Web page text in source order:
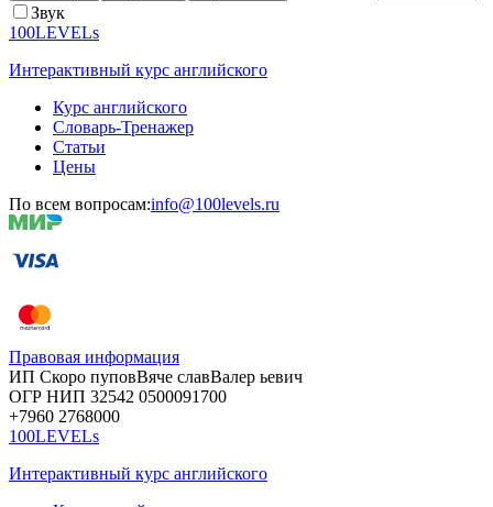
Звук
100LEVELs
Интерактивный курс английского
Курс английского
Словарь-Тренажер
Статьи
Цены
По всем вопросам:info@100levels.ru
Правовая информация
ИП Скоро пуповВяче славВалер ьевич
ОГР НИП 32542 0500091700
+7960 2768000
100LEVELs
Интерактивный курс английского